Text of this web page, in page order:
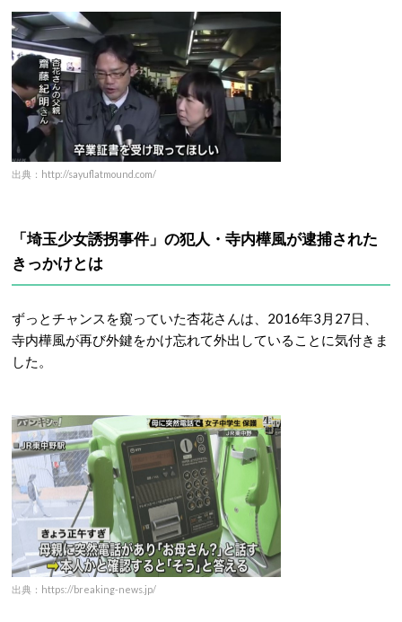
出典：http://sayuflatmound.com/
「埼玉少女誘拐事件」の犯人・寺内樺風が逮捕された
きっかけとは
ずっとチャンスを窺っていた杏花さんは、2016年3月27日、
寺内樺風が再び外鍵をかけ忘れて外出していることに気付きま
した。
出典：https://breaking-news.jp/